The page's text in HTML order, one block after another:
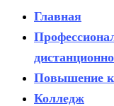
Главная
дистанционно
Повышение
Колледж